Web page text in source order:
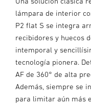
lámpara de interior
P2 flat S se integra
recibidores y huecos
intemporal y
tecnología pionera.
AF de 360° de alta
Además, siempre se
para limitar aún más